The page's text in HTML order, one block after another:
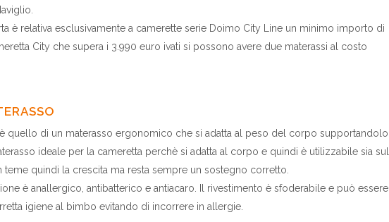
è relativa esclusivamente a camerette serie Doimo City Line un minimo importo di
City che supera i 3.990 euro ivati si possono avere due materassi al costo
è quello di un materasso ergonomico che si adatta al peso del corpo supportandolo
ideale per la cameretta perchè si adatta al corpo e quindi è utilizzabile sia sul
quindi la crescita ma resta sempre un sostegno corretto.
è anallergico, antibatterico e antiacaro. Il rivestimento è sfoderabile e può essere
igiene al bimbo evitando di incorrere in allergie.